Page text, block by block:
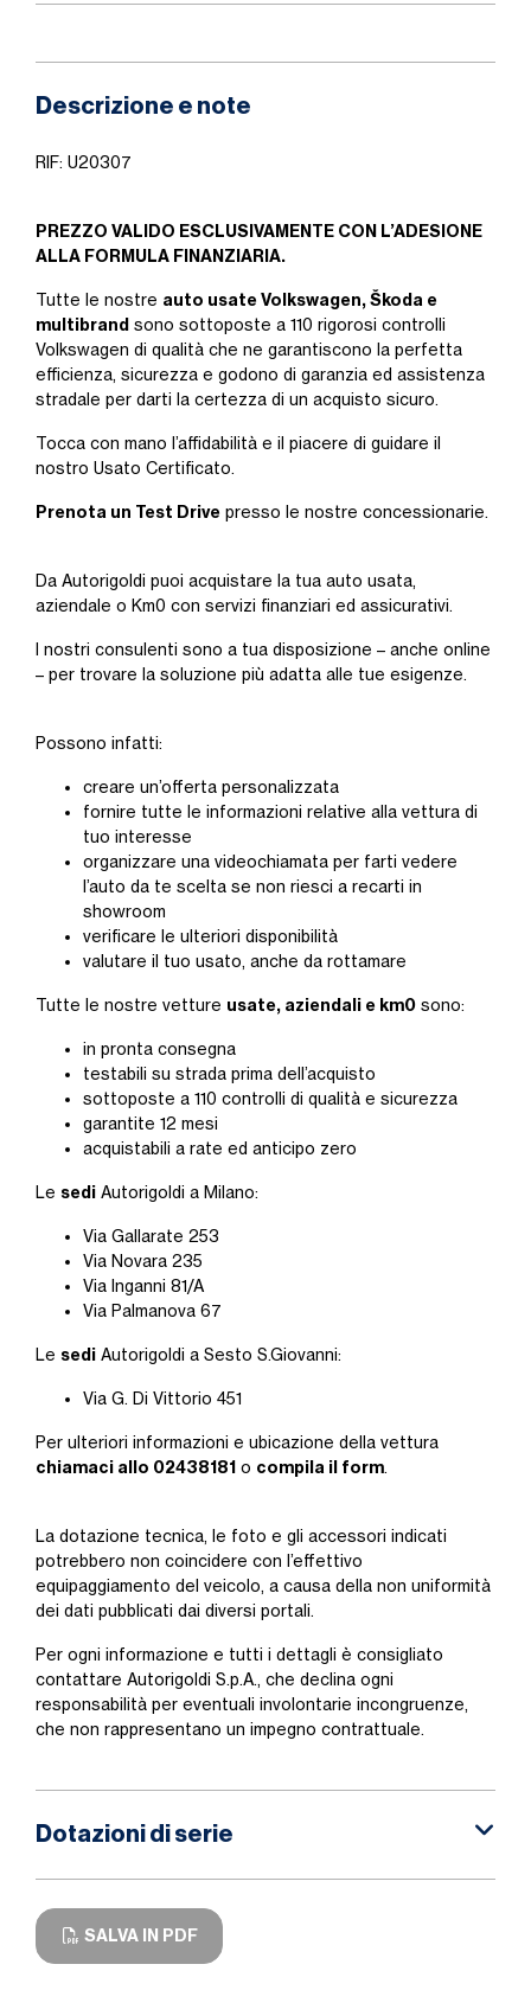
Descrizione e note
RIF: U20307
PREZZO VALIDO ESCLUSIVAMENTE CON L’ADESIONE
ALLA FORMULA FINANZIARIA.
Tutte le nostre auto usate Volkswagen, Škoda e
multibrand sono sottoposte a 110 rigorosi controlli
Volkswagen di qualità che ne garantiscono la perfetta
efficienza, sicurezza e godono di garanzia ed assistenza
stradale per darti la certezza di un acquisto sicuro.
Tocca con mano l’affidabilità e il piacere di guidare il
nostro Usato Certificato.
Prenota un Test Drive presso le nostre concessionarie.
Da Autorigoldi puoi acquistare la tua auto usata,
aziendale o Km0 con servizi finanziari ed assicurativi.
I nostri consulenti sono a tua disposizione – anche online
– per trovare la soluzione più adatta alle tue esigenze.
Possono infatti:
creare un’offerta personalizzata
fornire tutte le informazioni relative alla vettura di
tuo interesse
organizzare una videochiamata per farti vedere
l’auto da te scelta se non riesci a recarti in
showroom
verificare le ulteriori disponibilità
valutare il tuo usato, anche da rottamare
Tutte le nostre vetture usate, aziendali e km0 sono:
in pronta consegna
testabili su strada prima dell’acquisto
sottoposte a 110 controlli di qualità e sicurezza
garantite 12 mesi
acquistabili a rate ed anticipo zero
Le sedi Autorigoldi a Milano:
Via Gallarate 253
Via Novara 235
Via Inganni 81/A
Via Palmanova 67
Le sedi Autorigoldi a Sesto S.Giovanni:
Via G. Di Vittorio 451
Per ulteriori informazioni e ubicazione della vettura
chiamaci allo 02438181 o compila il form.
La dotazione tecnica, le foto e gli accessori indicati
potrebbero non coincidere con l’effettivo
equipaggiamento del veicolo, a causa della non uniformità
dei dati pubblicati dai diversi portali.
Per ogni informazione e tutti i dettagli è consigliato
contattare Autorigoldi S.p.A., che declina ogni
responsabilità per eventuali involontarie incongruenze,
che non rappresentano un impegno contrattuale.
Dotazioni di serie
SALVA IN PDF